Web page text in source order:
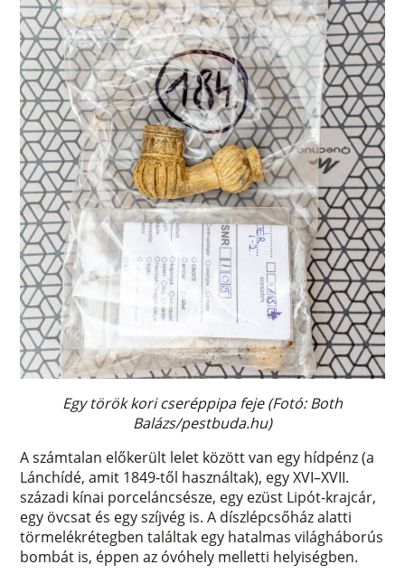
Egy török kori cseréppipa feje (Fotó: Both
Balázs/pestbuda.hu)
A számtalan előkerült lelet között van egy hídpénz (a
Lánchídé, amit 1849-től használtak), egy XVI–XVII.
századi kínai porceláncsésze, egy ezüst Lipót-krajcár,
egy övcsat és egy szíjvég is. A díszlépcsőház alatti
törmelékrétegben találtak egy hatalmas világháborús
bombát is, éppen az óvóhely melletti helyiségben.